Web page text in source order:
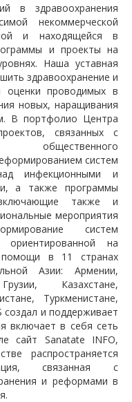
в здравоохранения
некоммерческой
и находящейся в
и проекты на
Наша уставная
здравоохранение и
оценки проводимых в
новых, наращивания
В портфолио Центра
связанных с
общественного
систем
инфекционными и
а также программы
включающие также и
мероприятия
систем
ориентированной на
помощи в 11 странах
Азии: Армении,
Казахстане,
Туркменистане,
создал и поддерживает
включает в себя сеть
сайт Sanatate INFO,
распространяется
связанная с
и реформами в